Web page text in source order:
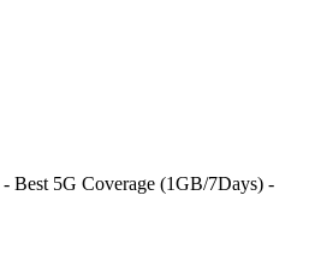
Best 5G Coverage (1GB/7Days) -